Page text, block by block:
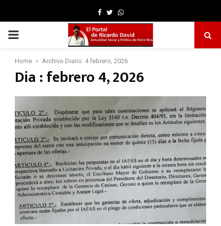
Facebook
TwitterWhatsapp
PRIMARY
MENU
Home Archivo Diario: 4 febrero, 2026
Dia : febrero 4, 2026